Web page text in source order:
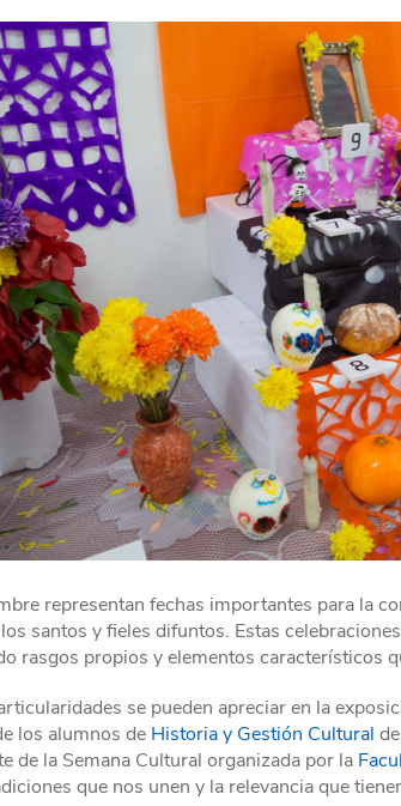
representan fechas importantes para la
santos y fieles difuntos. Estas
rasgos propios y elementos característicos
se pueden apreciar en la
los alumnos de Historia y Gestión Cultural
de la Semana Cultural organizada por la
que nos unen y la relevancia que